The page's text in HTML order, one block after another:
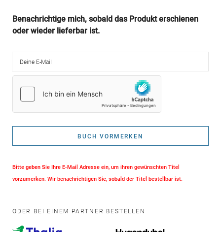
Benachrichtige mich, sobald das Produkt erschienen
oder wieder lieferbar ist.
BUCH VORMERKEN
Bitte geben Sie Ihre E-Mail Adresse ein, um ihren gewünschten Titel
vorzumerken. Wir benachrichtigen Sie, sobald der Titel bestellbar ist.
ODER BEI EINEM PARTNER BESTELLEN